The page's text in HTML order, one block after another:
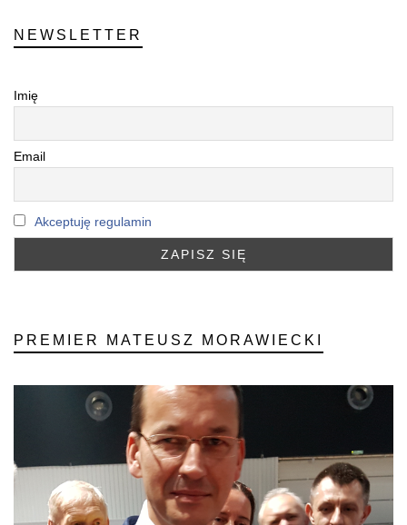
NEWSLETTER
Imię
Email
Akceptuję regulamin
PREMIER MATEUSZ MORAWIECKI